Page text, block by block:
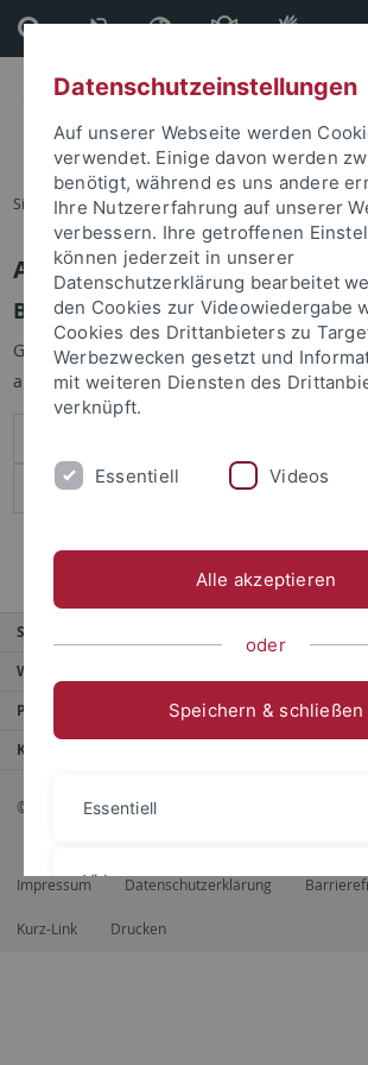
Direkt
zum
Inhalt
Direkt
zur
Fußleiste
Sie sind hier: Startseite
Anmelden
Benutzeranmeldung
Geben Sie Ihren Benutzernamen und Ihr
anzumelden:
Service
Weitere Angebote
Portale
Kontaktinfo
© 2026 Eberhard Karls Universität Tübingen, Tübingen
Impressum Datenschutzerklärung
Kurz-Link Drucken
Datenschutzeinstellungen
Auf unserer Webseite werden
verwendet. Einige davon werden
benötigt, während es uns andere
Ihre Nutzererfahrung auf unserer
verbessern. Ihre getroffenen
können jederzeit in unserer
Datenschutzerklärung bearbeitet
den Cookies zur Videowiedergabe
Cookies des Drittanbieters zu
Werbezwecken gesetzt und
mit weiteren Diensten des
verknüpft.
Essentiell Videos
Alle akzeptieren
oder
Speichern & schließen
Essentiell
Videos